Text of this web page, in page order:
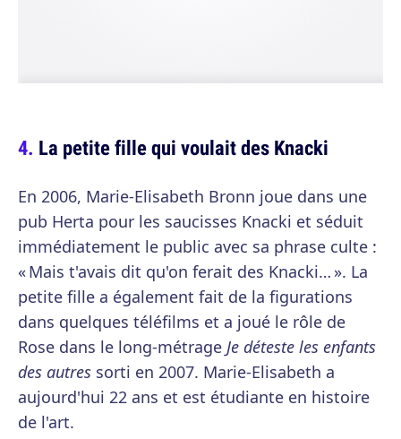
La petite fille qui voulait des Knacki
En 2006, Marie-Elisabeth Bronn joue dans une
pub Herta pour les saucisses Knacki et séduit
immédiatement le public avec sa phrase culte :
« Mais t'avais dit qu'on ferait des Knacki… ». La
petite fille a également fait de la figurations
dans quelques téléfilms et a joué le rôle de
Rose dans le long-métrage Je déteste les enfants
des autres sorti en 2007. Marie-Elisabeth a
aujourd'hui 22 ans et est étudiante en histoire
de l'art.